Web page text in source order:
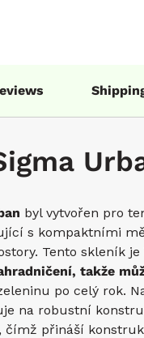
byl vytvořen pro
s kompaktními
Tento skleník
takže
po celý rok.
na robustní
čímž přináší